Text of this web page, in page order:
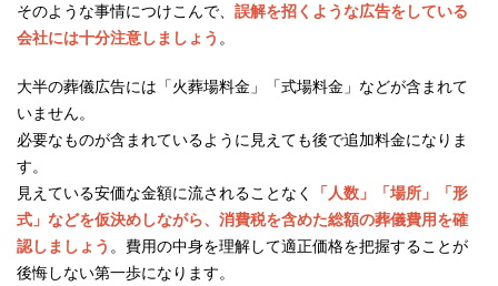
そのような事情につけこんで、 誤解を招くような広告をしている
会社には十分注意しましょう 。
大半の葬儀広告には「火葬場料金」「式場料金」などが含まれて
いません。
必要なものが含まれているように見えても後で追加料金になりま
す。
見えている安価な金額に流されることなく
「人数」「場所」「形
式」などを仮決めしながら、消費税を含めた総額の葬儀費用を確
認しましょう 。費用の中身を理解して適正価格を把握することが
後悔しない第一歩になります。